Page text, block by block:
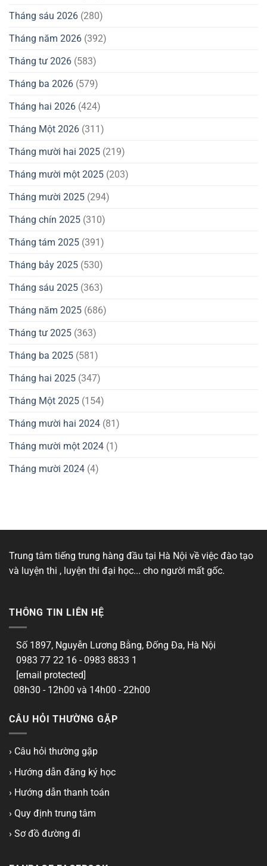
Tháng sáu 2026 (280)
Tháng năm 2026 (392)
Tháng tư 2026 (583)
Tháng ba 2026 (579)
Tháng hai 2026 (424)
Tháng Một 2026 (311)
Tháng mười hai 2025 (219)
Tháng mười một 2025 (203)
Tháng mười 2025 (294)
Tháng chín 2025 (310)
Tháng tám 2025 (391)
Tháng bảy 2025 (530)
Tháng sáu 2025 (363)
Tháng năm 2025 (686)
Tháng tư 2025 (363)
Tháng ba 2025 (581)
Tháng hai 2025 (347)
Tháng Một 2025 (154)
Tháng mười hai 2024 (81)
Tháng mười một 2024 (1)
Tháng mười 2024 (4)
Trung tâm tiếng trung hàng đầu tại Hà Nội về việc đào tạo
và luyện thi , luyện thi đại học... cho người mất gốc.
THÔNG TIN LIÊN HỆ
Số 1897, Nguyễn Lương Bằng, Đống Đa, Hà Nội
0983 77 22 16 - 0983 8833 1
[email protected]
08h30 - 12h00 và 14h00 - 22h00
CÂU HỎI THƯỜNG GẶP
› Câu hỏi thường gặp
› Hướng dẫn đăng ký học
› Hướng dẫn thanh toán
› Quy định trung tâm
› Sơ đồ đường đi